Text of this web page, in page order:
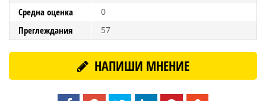
Средна оценка 0
Преглеждания 57
НАПИШИ МНЕНИЕ